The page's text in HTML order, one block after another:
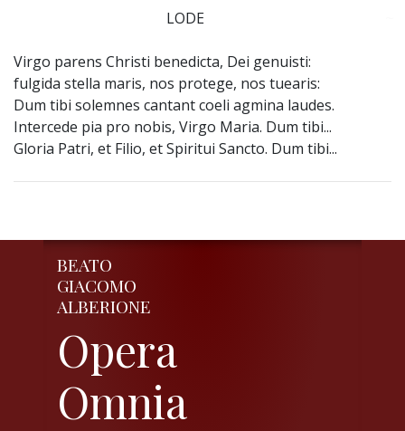
LODE
Virgo parens Christi benedicta, Dei genuisti:
fulgida stella maris, nos protege, nos tuearis:
Dum tibi solemnes cantant coeli agmina laudes.
Intercede pia pro nobis, Virgo Maria. Dum tibi...
Gloria Patri, et Filio, et Spiritui Sancto. Dum tibi...
BEATO
GIACOMO
ALBERIONE
Opera
Omnia